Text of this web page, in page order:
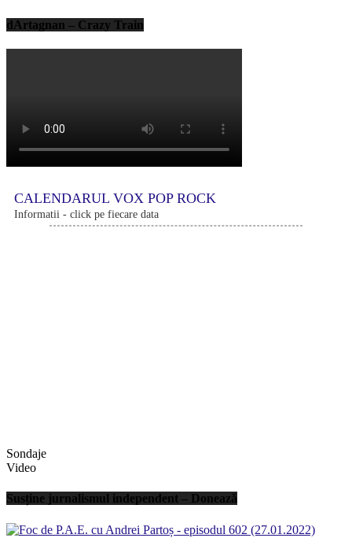
dArtagnan – Crazy Train
CALENDARUL VOX POP ROCK
Informatii - click pe fiecare data
Sondaje
Video
Susține jurnalismul independent – Donează